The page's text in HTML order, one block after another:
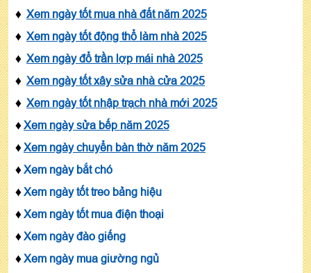
♦ Xem ngày tốt mua nhà đất năm 2025
♦ Xem ngày tốt động thổ làm nhà 2025
♦ Xem ngày đổ trần lợp mái nhà 2025
♦ Xem ngày tốt xây sửa nhà cửa 2025
♦ Xem ngày tốt nhập trạch nhà mới 2025
♦Xem ngày sửa bếp năm 2025
♦Xem ngày chuyển bàn thờ năm 2025
♦Xem ngày bắt chó
♦Xem ngày tốt treo bảng hiệu
♦Xem ngày tốt mua điện thoại
♦Xem ngày đào giếng
♦Xem ngày mua giường ngủ